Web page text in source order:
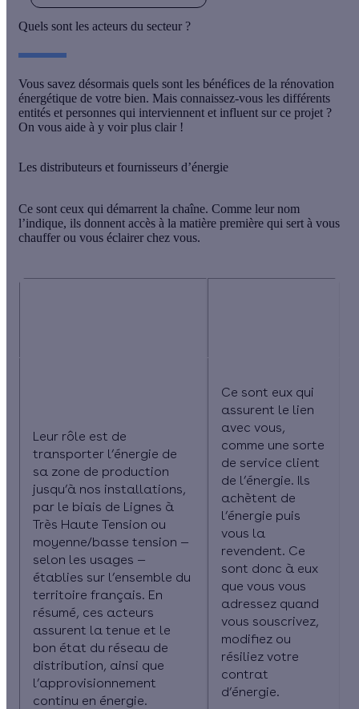
Quels sont les acteurs du secteur ?
Vous savez désormais quels sont les bénéfices de la rénovation
énergétique de votre bien. Mais connaissez-vous les différents
entités et personnes qui interviennent et influent sur ce projet ?
On vous aide à y voir plus clair !
Les distributeurs et fournisseurs d’énergie
Ce sont ceux qui démarrent la chaîne. Comme leur nom
l’indique, ils donnent accès à la matière première qui sert à vous
chauffer ou vous éclairer chez vous.
Leur rôle est de
transporter l’énergie de
sa zone de production
jusqu’à nos installations,
par le biais de Lignes à
Très Haute Tension ou
moyenne/basse tension —
selon les usages —
établies sur l’ensemble du
territoire français. En
résumé, ces acteurs
assurent la tenue et le
bon état du réseau de
distribution, ainsi que
l’approvisionnement
continu en énergie.
Ce sont eux qui
assurent le lien
avec vous,
comme une sorte
de service client
de l’énergie. Ils
achètent de
l’énergie puis
vous la
revendent. Ce
sont donc à eux
que vous vous
adressez quand
vous souscrivez,
modifiez ou
résiliez votre
contrat
d’énergie.